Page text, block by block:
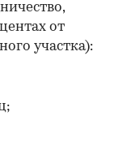
от
участка):